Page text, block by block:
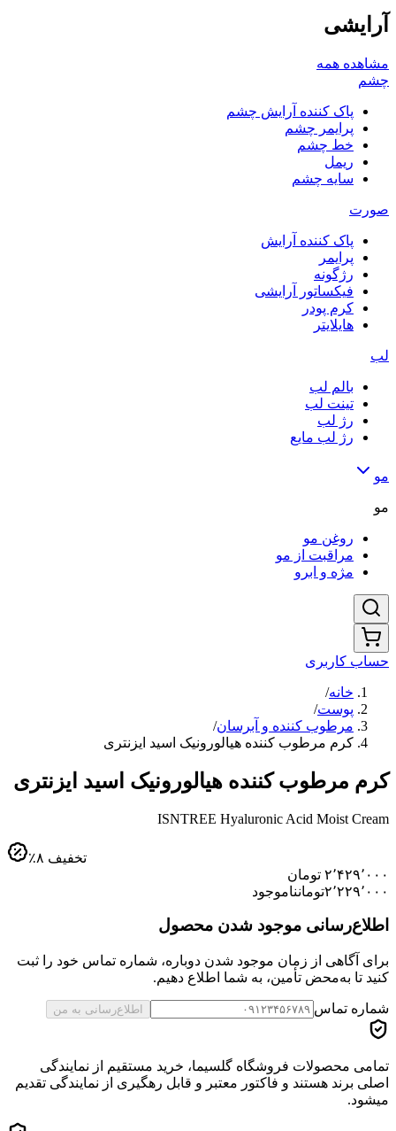
آرایشی
مشاهده همه
چشم
پاک کننده آرایش چشم
پرایمر چشم
خط چشم
ریمل
سایه چشم
صورت
پاک کننده آرایش
پرایمر
رژگونه
فیکساتور آرایشی
کرم پودر
هایلایتر
لب
بالم لب
تینت لب
رژ لب
رژ لب مایع
مو
مو
روغن مو
مراقبت از مو
مژه و ابرو
حساب کاربری
خانه/
پوست/
مرطوب کننده و آبرسان/
کرم مرطوب کننده هیالورونیک اسید ایزنتری
کرم مرطوب کننده هیالورونیک اسید ایزنتری
ISNTREE Hyaluronic Acid Moist Cream
٪۸ تخفیف
۲٬۴۲۹٬۰۰۰ تومان
۲٬۲۲۹٬۰۰۰تومانناموجود
اطلاع‌رسانی موجود شدن محصول
برای آگاهی از زمان موجود شدن دوباره، شماره تماس خود را ثبت
کنید تا به‌محض تأمین، به شما اطلاع دهیم.
شماره تماس اطلاع‌رسانی به من
تمامی محصولات فروشگاه گلسیما، خرید مستقیم از نمایندگی
اصلی برند هستند و فاکتور معتبر و قابل رهگیری از نمایندگی تقدیم
میشود.